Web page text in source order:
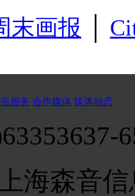
末画报
服务 合作媒体 媒体动态
海森音